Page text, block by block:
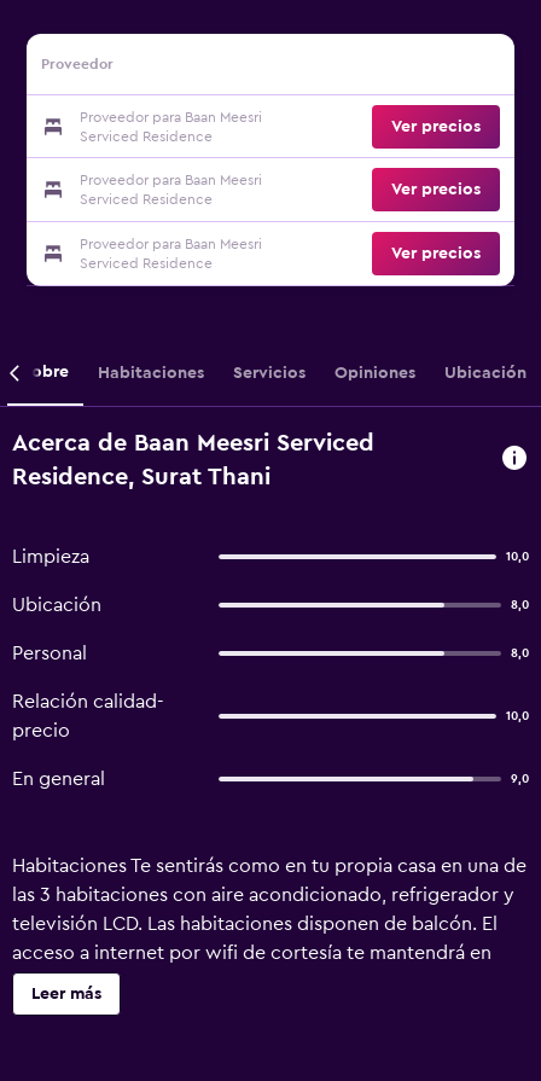
Proveedor
Proveedor para Baan Meesri
Serviced Residence
Ver precios
Proveedor para Baan Meesri
Serviced Residence
Ver precios
Proveedor para Baan Meesri
Serviced Residence
Ver precios
Sobre Habitaciones Servicios Opiniones Ubicación
Acerca de Baan Meesri Serviced
Residence, Surat Thani
Limpieza 10,0
Ubicación 8,0
Personal 8,0
Relación calidad-
precio
10,0
En general 9,0
Habitaciones Te sentirás como en tu propia casa en una de
las 3 habitaciones con aire acondicionado, refrigerador y
televisión LCD. Las habitaciones disponen de balcón. El
acceso a internet por wifi de cortesía te mantendrá en
contacto con los tuyos; también podrás ver tu programa
favorito en la televisión con canales vía satélite. El cuarto
Leer más